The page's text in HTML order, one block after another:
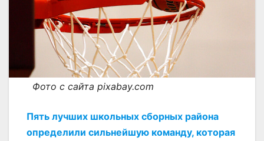
Фото с сайта pixabay.com
Пять лучших школьных сборных района
определили сильнейшую команду, которая